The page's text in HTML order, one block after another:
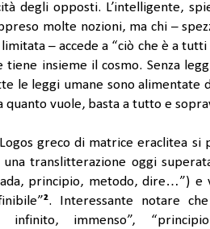
degli opposti. L’intelligente,
molte nozioni, ma chi –
– accede a “ciò che è a tutti
tiene insieme il cosmo. Senza
le leggi umane sono alimentate
vuole, basta a tutto e
greco di matrice eraclitea si
una translitterazione oggi
principio, metodo, dire…”) e
². Interessante notare
infinito, immenso”,